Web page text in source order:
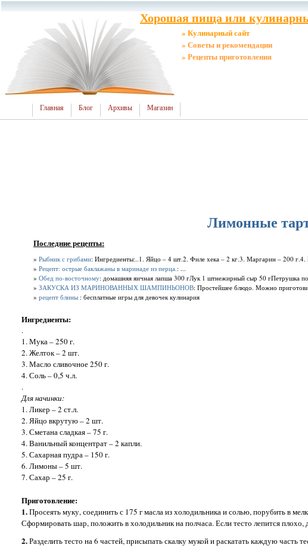
Хорошая пища или
» Кулинарный сайт
» Советы и рекомендации
» Рецепты приготовления
Главная Блог Архивы Магазин
Лимонные
Последние рецепты:
» Рыбник с грибами: Ингредиенты:..1. Яйцо – 4 шт.2. Филе хека – 2 кг.3. Маргарин – 200 г.4.
» Рецепт: острые баклажаны в маринаде из перца. : ...
» Обед по-восточному: домашняя яичная лапша 300 гЛук 1 штнежирный сыр 50 гПетрушка
» ЗАКУСКА ИЗ МАРИНОВАННЫХ ШАМПИНЬОНОВ: Простейшее блюдо. Можно
» рецепт блины : бесплатные игры для девочек кулинария
Ингредиенты:
.
1. Мука – 250 г.
2. Желток – 2 шт.
3. Масло сливочное 250 г.
4. Соль – 0,5 ч.л.
.
Для начинки:
1. Ликер – 2 ст.л.
2. Яйцо вкрутую – 2 шт.
3. Сметана сладкая – 75 г.
4. Ванильный концентрат – 2 капли.
5. Сахарная пудра – 150 г.
6. Лимоны – 5 шт.
7. Сахар – 25 г.
Приготовление:
1.Просеять муку, соединить с 175 г масла из холодильника и солью, порубить в
Сформировать шар, положить в холодильник на полчаса. Если тесто лепится плохо,
2.Разделить тесто на 6 частей, присыпать скалку мукой и раскатать каждую часть